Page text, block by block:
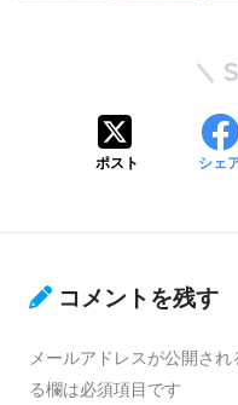
ポスト シェ
コメントを残す
メールアドレスが公開され
る欄は必須項目です